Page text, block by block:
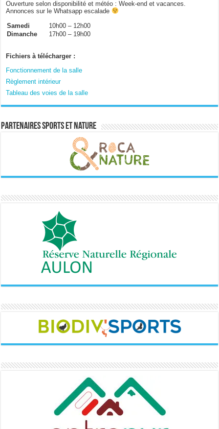
Ouverture selon disponibilité et météo : Week-end et vacances.
Annonces sur le Whatsapp escalade
Samedi
10h00 – 12h00
Dimanche
17h00 – 19h00
Fichiers à télécharger :
Fonctionnement de la salle
Règlement intérieur
Tableau des voies de la salle
Partenaires sports et nature